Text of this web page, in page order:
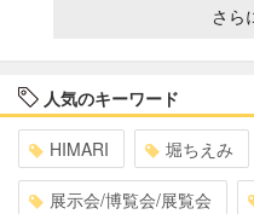
さら
人気のキーワード
HIMARI 堀ちえみ
展示会/博覧会/展覧会